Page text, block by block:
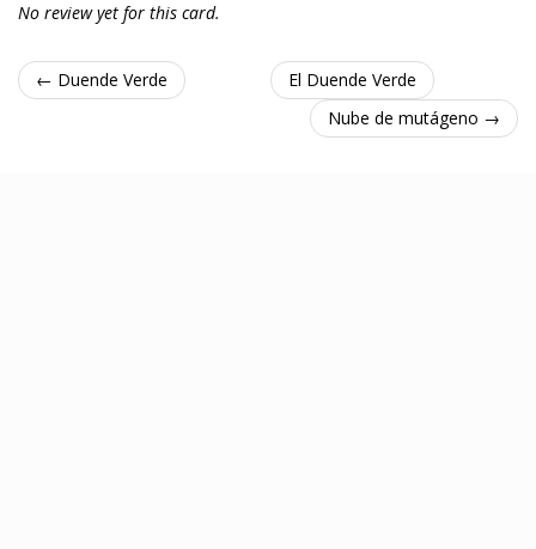
No review yet for this card.
← Duende Verde
El Duende Verde
Nube de mutágeno →